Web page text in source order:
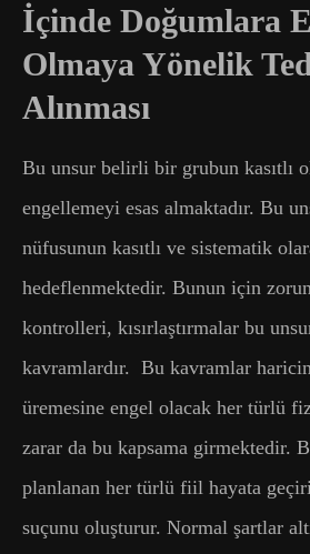
İçinde Doğumlara
Olmaya Yönelik
Alınması
Bu unsur belirli bir grubun kasıtlı
engellemeyi esas almaktadır. Bu
nüfusunun kasıtlı ve sistematik
hedeflenmektedir. Bunun için
kontrolleri, kısırlaştırmalar bu
kavramlardır. Bu kavramlar
üremesine engel olacak her türlü
zarar da bu kapsama girmektedir.
planlanan her türlü fiil hayata
suçunu oluşturur. Normal şartlar